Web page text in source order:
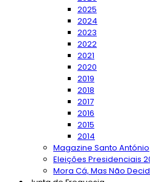
2025
2024
2023
2022
2021
2020
2019
2018
2017
2016
2015
2014
Magazine Santo António
Eleições Presidenciais
Mora Cá, Mas Não